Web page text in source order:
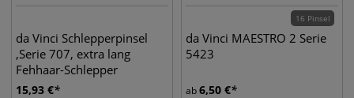
da Vinci Schlepperpinsel
,Serie 707, extra lang
Fehhaar-Schlepper
15,93 €
16 Pinsel
da Vinci MAESTRO 2 Serie
5423
ab6,50 €